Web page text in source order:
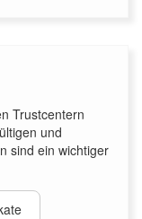
Trustcentern
und
sind ein wichtiger